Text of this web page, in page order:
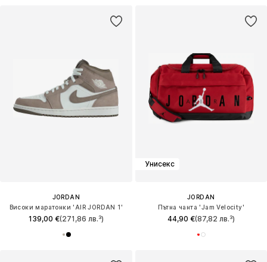
JORDAN
Високи маратонки 'AIR JORDAN 1'
139,00 €(271,86 лв.³)
Унисекс
JORDAN
Пътна чанта 'Jam Velocity'
44,90 €(87,82 лв.³)